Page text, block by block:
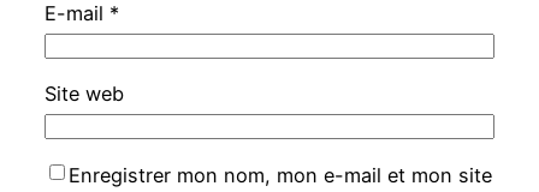
E-mail *
Site web
Enregistrer mon nom, mon e-mail et mon site